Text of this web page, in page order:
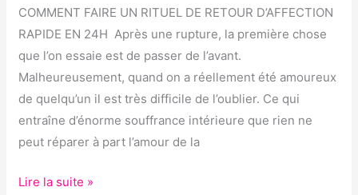
COMMENT FAIRE UN RITUEL DE RETOUR D’AFFECTION
RAPIDE EN 24H Après une rupture, la première chose
que l’on essaie est de passer de l’avant.
Malheureusement, quand on a réellement été amoureux
de quelqu’un il est très difficile de l’oublier. Ce qui
entraîne d’énorme souffrance intérieure que rien ne
peut réparer à part l’amour de la
D’AFFECTION
RAPIDE
EN
24H
Lire la suite »